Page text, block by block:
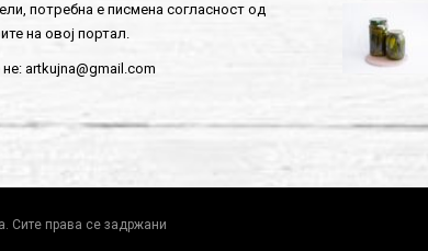
потребна е писмена согласност од
на овој портал.
не: artkujna@gmail.com
Сите права се задржани